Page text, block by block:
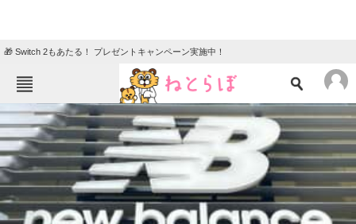
🎁 Switch 2もあたる！ プレゼントキャンペーン実施中！
ねとらぼメニュー
TOP ニュース
エンタメ クイズ
グルメ 地域